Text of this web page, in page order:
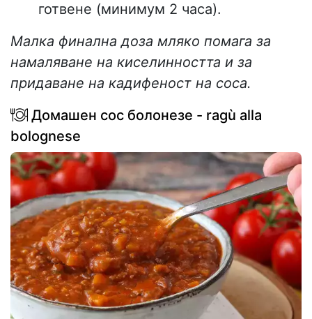
готвене (минимум 2 часа).
Малка финална доза мляко помага за
намаляване на киселинността и за
придаване на кадифеност на соса.
Домашен сос болонезе - ragù alla
bolognese